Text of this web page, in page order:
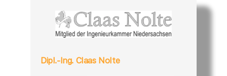
Dipl.-Ing. Claas Nolte